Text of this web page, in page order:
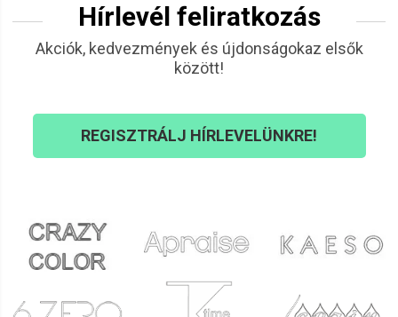
Hírlevél feliratkozás
Akciók, kedvezmények és újdonságokaz elsők
között!
REGISZTRÁLJ HÍRLEVELÜNKRE!